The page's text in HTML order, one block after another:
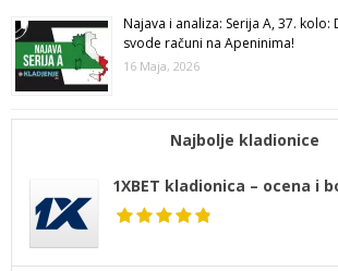
Najava i analiza: Serija A, 37.
svode računi na Apeninima!
16 Maja, 2026
Najbolje kladionice
1XBET kladionica – ocena i